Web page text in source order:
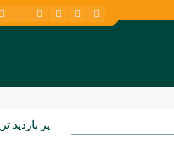
پر بازدید